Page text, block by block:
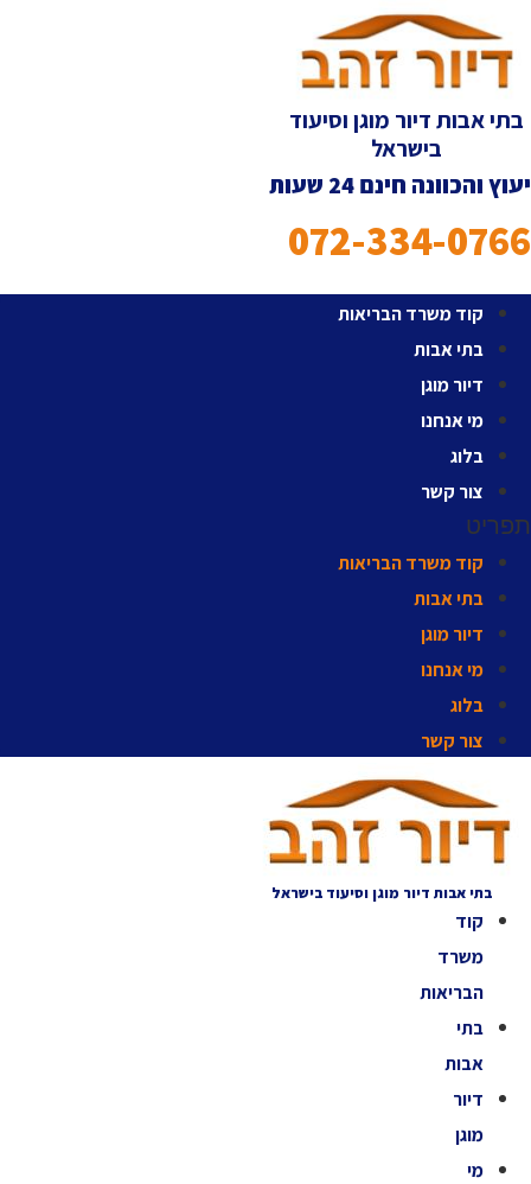
לתוכן
בתי אבות דיור מוגן וסיעוד
בישראל
יעוץ והכוונה חינם 24 שעות
072-334-0766
קוד משרד הבריאות
בתי אבות
דיור מוגן
מי אנחנו
בלוג
צור קשר
תפריט
קוד משרד הבריאות
בתי אבות
דיור מוגן
מי אנחנו
בלוג
צור קשר
בתי אבות דיור מוגן וסיעוד בישראל
קוד
משרד
הבריאות
בתי
אבות
דיור
מוגן
מי